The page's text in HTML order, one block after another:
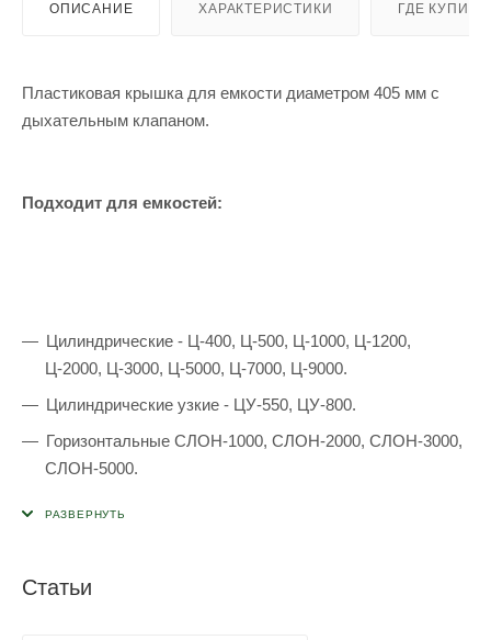
ОПИСАНИЕ ХАРАКТЕРИСТИКИ ГДЕ КУПИТЬ
Пластиковая крышка для емкости диаметром 405 мм с
дыхательным клапаном.
Подходит для емкостей:
Цилиндрические - Ц-400, Ц-500, Ц-1000, Ц-1200,
Ц-2000, Ц-3000, Ц-5000, Ц-7000, Ц-9000.
Цилиндрические узкие - ЦУ-550, ЦУ-800.
Горизонтальные СЛОН-1000, СЛОН-2000, СЛОН-3000,
СЛОН-5000.
Статьи